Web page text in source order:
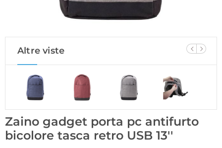
Altre viste
Zaino gadget porta pc antifurto
bicolore tasca retro USB 13''